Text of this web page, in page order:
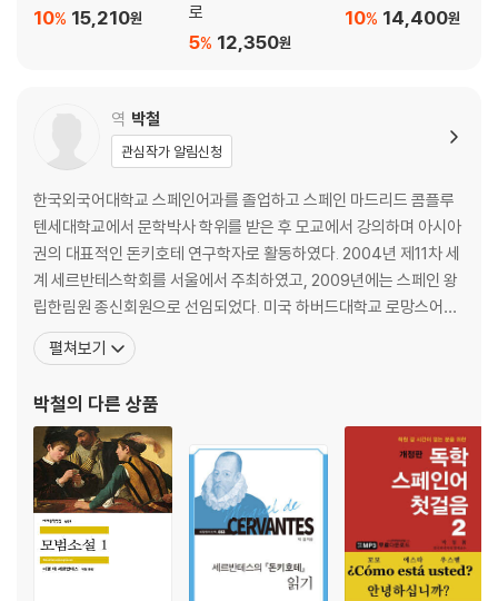
15,210원
10%
로
12,350원
5%
14,400원
10%
역 박철
관심작가 알림신청
한국외국어대학교 스페인어과를 졸업하고 스페인 마드리드 콤플루
텐세대학교에서 문학박사 학위를 받은 후 모교에서 강의하며 아시아
권의 대표적인 돈키호테 연구학자로 활동하였다. 2004년 제11차 세
계 세르반테스학회를 서울에서 주최하였고, 2009년에는 스페인 왕
립한림원 종신회원으로 선임되었다. 미국 하버드대학교 로망스어학
부 방문 교수, 폴란드 야기엘론스키대학교 초빙 교수를 지냈고, 200
6-2014년까지 한국외국어대학교 총장을 역임하였다. 그 외 스페인
사 훈장 등을 수훈하였다. 현재는 한국외국어대학교 명예 교수,
펼쳐보기
박철의 다른 상품